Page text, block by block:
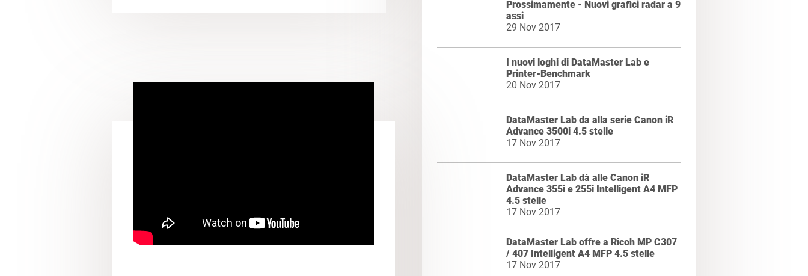
Prossimamente - Nuovi grafici radar a 9
assi
29 Nov 2017
I nuovi loghi di DataMaster Lab e
Printer-Benchmark
20 Nov 2017
DataMaster Lab da alla serie Canon iR
Advance 3500i 4.5 stelle
17 Nov 2017
DataMaster Lab dà alle Canon iR
Advance 355i e 255i Intelligent A4 MFP
4.5 stelle
17 Nov 2017
DataMaster Lab offre a Ricoh MP C307
/ 407 Intelligent A4 MFP 4.5 stelle
17 Nov 2017